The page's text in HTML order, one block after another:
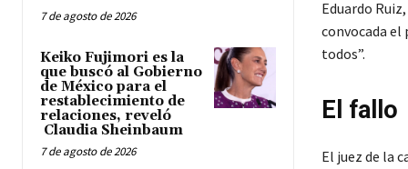
7 de agosto de 2026
Keiko Fujimori es la
que buscó al Gobierno
de México para el
restablecimiento de
relaciones, reveló
Claudia Sheinbaum
7 de agosto de 2026
Eduardo
convocada el
todos”.
El fallo
El juez de la